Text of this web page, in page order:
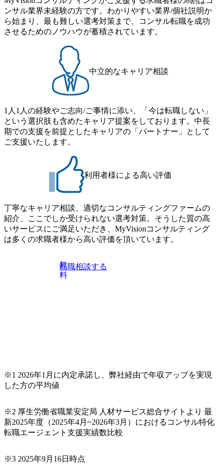
ーム出身者が多く集まっています ● 平均年齢は35歳で、幅
広い年齢の方が活躍しています ● インダストリー・ソリュ
ーションで区切られていない組織です(ワンプール制) ● 海外
事業拠点をシンガポールに設立し、グローバル案件に対応
するコンサルティング体制を構築しています 東京都中央区
八重洲2-2-1 東京ミッドタウン八重洲 八重洲セントラルタワ
ー8階 受動喫煙対策 : 執務室内禁煙、ビル内喫煙室あり WE
B 書類選考通過後に、GAB試験に合格している方 ● テクノ
ロジーコンサルタント ・4年生大学卒業に限る ・大手総合
サルティング経験5年以上 ● 戦略コンサルタント ・4年生大
学卒業に限る ・以下のいずれかの実務経験を有する方
- MBB及び戦略ファームでのコンサルティング経験2年以
上 - BIG4のStrategy部門におけるコンサルティング経験2
プし、バイタリティーを持ってチャレンジできる方 ・自ら
コンサル業界やクライアント動向を把握し、クライアント
や自社への提案などに積極的に関わることができる方 ・ス
ケジューリング(優先順位付け含む)など、ビジネスベーシッ
クスキルが習得できている方
5%、女性100%と全国平均を上回る実績を持ち、女性の管理
職率も21.8%（2023年12月時点）とフレキシブルな働き方を
提供 2026年8月22日(土) 9:00～19:30頃 ※選考会参加人数に
より変動 2026年8月7日(金) 16:00 参加予定DTE ① MRS-IMS
(旧ITXO-IMS) ② TS&T(旧TS&A) ③ CyberSecurity ④ IES ⑤ I
TS-Fukuoka ⑥ AMS-PRD ⑦ AMS-H&PS オンライン (Teams)
165942_70f09968-1b27-43e6-b849-1cd107c4f488_1200x698.web
p ## 働き方／WLB／待遇 内装8億円超のかっこいいオフィ
スがあり、 働き甲斐のあるランキング、新卒注目ランキン
グ受賞歴多数 あえての未上場であり株主からの圧力がない
的な成長を若手に任せられる環境 対面でのコミュニケーシ
ョンメリットを重視するため出社勤務。1日の労働時間平均
9.2時間、有休消化率81%(2024年度の年間データ、エンジニ
ア組織） 2026年8月22日(土) 10:00～最長16:00 2026年8月10
日(月) 16:00 ※応募者が定員を上回る場合は、厳正なる審査
の上参加者を決定させていただきます。ご了承ください。
● 当日の流れ 受付 → 会社説明会 → 面接(会社説明会終了
後、随時ご案内) ※全てリモートにて実施します。 ※参加
される方に個別に当日の面接案内をお送りいたします。 ※
通常の選考フローと異なり、事前に適性検査をご受検いた
だきます。 ● 詳細 デジタルイノベーション事業部でのポジ
ションサーチになります。 ご経験やスキル、そして適性や
志向性に合わせて、以下のいずれかの役割でご活躍いただ
きます。 ※本求人はレバテック株式会社の雇用となりま
す。 ＜ITコンサルタント＞ Webアプリケーション、SaaS系
の領域において、大手・ベンチャー・スタートアップ企業
に対する課題解決支援を行います。 直近の案件では、大規
模基幹システムにおける最上流のPoC(概念実証)支援から構
います。 生成AIなどの最新技術とシステムを活用し、顧客
の業務革新と効率化の実現に貢献します。 ＜PL/PM＞ 顧客
ご担当いただき、当社の社員が業務面をサポートしつつ、
徐々に対応範囲を広げていただきます。 ＜QAエンジニア＞
ルティング領域)から参画いただきます。 課題選定から顧客
への企画提案、そして実行までを一気通貫で支援していた
だきます。 アジャイル開発を通じて顧客の要望や提案を柔
軟に取り入れながら改善サイクルを回すため、ご自身の提
きます。 ● 勤務地 東京都渋谷区渋谷3丁目6-7 渋谷金王タワ
ンサル業界未経験の方です。わかりやすい業界/個社説明か
ら始まり、最も難しい選考対策まで、コンサル転職を成功
させるためのノウハウが蓄積されています。
中立的なキャリア相談
1人1人の経験やご志向/ご事情に添い、「今は転職しない」
という選択肢も含めたキャリア提案をしております。中長
期での支援を前提としたキャリアの「パートナー」として
ご支援いたします。
利用者様による高い評価
丁寧なキャリア相談、適切なコンサルティングファームの
紹介、ここでしか受けられない選考対策。そうした質の高
いサービスにご満足いただき、MyVisionコンサルティング
は多くの求職者様から高い評価を頂いています。
無
料
転職相談する
※1 2026年1月に内定承諾し、弊社経由で年収アップを実現
した方の平均値
※2 厚生労働省職業安定局 人材サービス総合サイトより 最
新2025年度（2025年4月~2026年3月）におけるコンサル特化
転職エージェント支援実績数比較
※3 2025年9月16日時点